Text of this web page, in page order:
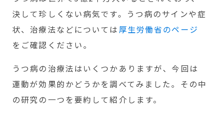
決して珍しくない病気です。うつ病のサインや症
状、治療法などについては 厚生労働省のページ
をご確認ください。
うつ病の治療法はいくつかありますが、今回は
運動が効果的かどうかを調べてみました。その中
の研究の一つを要約して紹介します。